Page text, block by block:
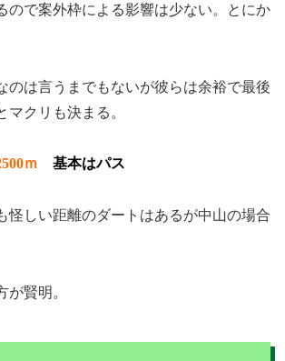
ので案外枠による影響は少ない。とにか
のは言うまでもないが彼らは余裕で最後
マクリも決まる。
ｍ 基本はパス
怪しい距離のダートはあるが中山の場合
が賢明。